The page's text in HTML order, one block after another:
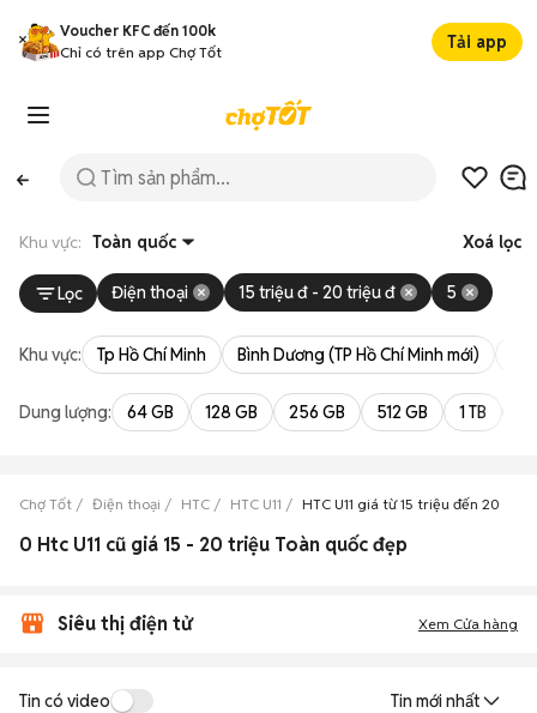
Voucher KFC đến 100k
Chỉ có trên app Chợ Tốt
Tải app
Khu vực: Toàn quốc Xoá lọc
Lọc Điện thoại 15 triệu đ - 20 triệu đ 5
Khu vực: Tp Hồ Chí Minh Bình Dương (TP Hồ Chí Minh mới)
Dung lượng: 64 GB 128 GB 256 GB 512 GB 1 TB
Chợ Tốt Điện thoại HTC HTC U11 HTC U11 giá từ 15 triệu đến 20 triệu
0 Htc U11 cũ giá 15 - 20 triệu Toàn quốc đẹp
Siêu thị điện tử Xem Cửa hàng
Tin có video Tin mới nhất